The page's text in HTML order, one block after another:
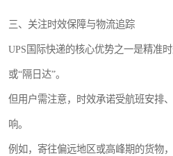
三、关注时效保障与物流追踪
UPS国际快递的核心优势之一是精准
或“隔日达”。
但用户需注意，时效承诺受航班安排
响。
例如，寄往偏远地区或高峰期的货物